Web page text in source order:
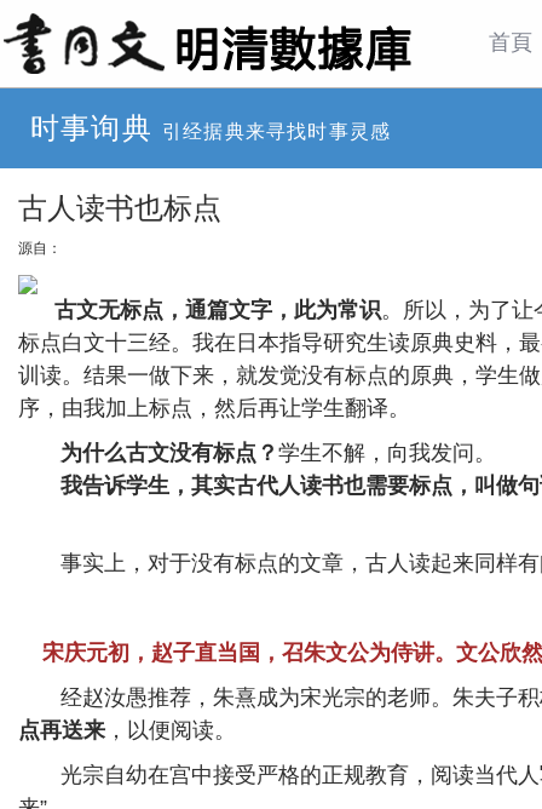
首頁
时事询典 引经据典来寻找时事灵感
古人读书也标点
源自：
古文无标点，通篇文字，此为常识。所以，为了让
标点白文十三经。我在日本指导研究生读原典史料，
训读。结果一做下来，就发觉没有标点的原典，学生
序，由我加上标点，然后再让学生翻译。
为什么古文没有标点？ 学生不解，向我发问。
我告诉学生，其实古代人读书也需要标点，叫做
事实上，对于没有标点的文章，古人读起来同样有
宋庆元初，赵子直当国，召朱文公为侍讲。文公欣
经赵汝愚推荐，朱熹成为宋光宗的老师。朱夫子积
点再送来 ，以便阅读。
光宗自幼在宫中接受严格的正规教育，阅读当代人